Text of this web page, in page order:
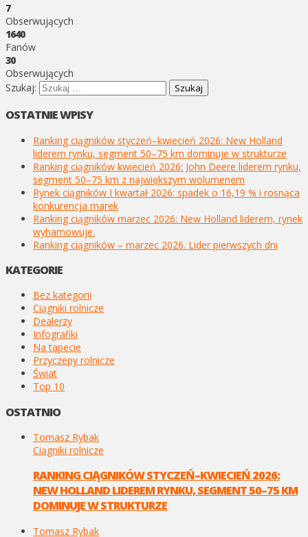
7
Obserwujących
1640
Fanów
30
Obserwujących
Szukaj:
OSTATNIE WPISY
Ranking ciągników styczeń–kwiecień 2026: New Holland
liderem rynku, segment 50–75 km dominuje w strukturze
Ranking ciągników kwiecień 2026: John Deere liderem rynku,
segment 50–75 km z największym wolumenem
Rynek ciągników I kwartał 2026: spadek o 16,19 % i rosnąca
konkurencja marek
Ranking ciągników marzec 2026: New Holland liderem, rynek
wyhamowuje.
Ranking ciągników – marzec 2026. Lider pierwszych dni
KATEGORIE
Bez kategorii
Ciągniki rolnicze
Dealerzy
Infografiki
Na tapecie
Przyczepy rolnicze
Świat
Top 10
OSTATNIO
Tomasz Rybak
Ciągniki rolnicze
RANKING CIĄGNIKÓW STYCZEŃ–KWIECIEŃ 2026:
NEW HOLLAND LIDEREM RYNKU, SEGMENT 50–75 KM
DOMINUJE W STRUKTURZE
Tomasz Rybak